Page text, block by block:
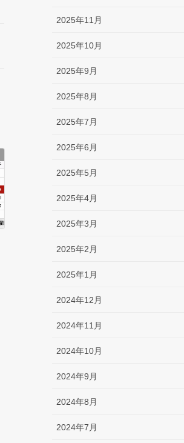
2025年11月
2025年10月
2025年9月
2025年8月
2025年7月
2025年6月
2025年5月
2025年4月
2025年3月
2025年2月
2025年1月
2024年12月
2024年11月
2024年10月
2024年9月
2024年8月
2024年7月